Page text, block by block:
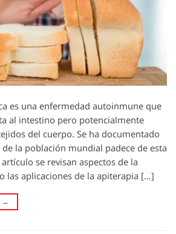
es una enfermedad autoinmune que
al intestino pero potencialmente
del cuerpo. Se ha documentado
de la población mundial padece de esta
se revisan aspectos de la
las aplicaciones de la apiterapia […]
→